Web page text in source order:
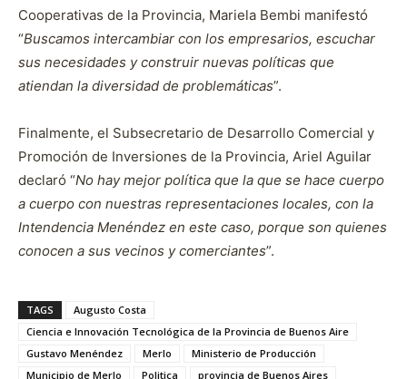
Cooperativas de la Provincia, Mariela Bembi manifestó
“Buscamos intercambiar con los empresarios, escuchar
sus necesidades y construir nuevas políticas que
atiendan la diversidad de problemáticas”.
Finalmente, el Subsecretario de Desarrollo Comercial y
Promoción de Inversiones de la Provincia, Ariel Aguilar
declaró “No hay mejor política que la que se hace cuerpo
a cuerpo con nuestras representaciones locales, con la
Intendencia Menéndez en este caso, porque son quienes
conocen a sus vecinos y comerciantes”.
TAGS
Augusto Costa
Ciencia e Innovación Tecnológica de la Provincia de Buenos Aire
Gustavo Menéndez
Merlo
Ministerio de Producción
Municipio de Merlo
Politica
provincia de Buenos Aires